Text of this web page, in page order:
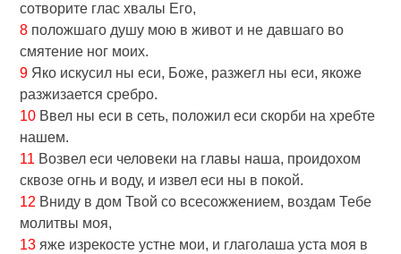
сотворите глас хвалы Его,
8 положшаго душу мою в живот и не давшаго во
смятение ног моих.
9 Яко искусил ны еси, Боже, разжегл ны еси, якоже
разжизается сребро.
10 Ввел ны еси в сеть, положил еси скорби на хребте
нашем.
11 Возвел еси человеки на главы наша, проидохом
сквозе огнь и воду, и извел еси ны в покой.
12 Вниду в дом Твой со всесожжением, воздам Тебе
молитвы моя,
13 яже изрекосте устне мои, и глаголаша уста моя в